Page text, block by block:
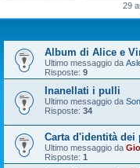
29
Album di Alice e
Ultimo messaggio da
Risposte: 9
Inanellati i pulli
Ultimo messaggio da
Risposte: 34
Carta d'identità
Ultimo messaggio da
Risposte: 1